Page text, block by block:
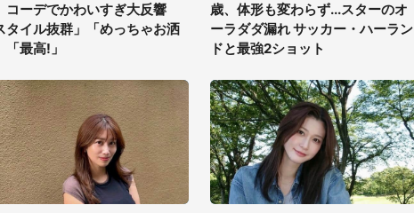
コーデでかわいすぎ大反響
タイル抜群」「めっちゃお洒
「最高!」
歳、体形も変わらず...スターのオ
ーラダダ漏れ サッカー・ハーラン
ドと最強2ショット